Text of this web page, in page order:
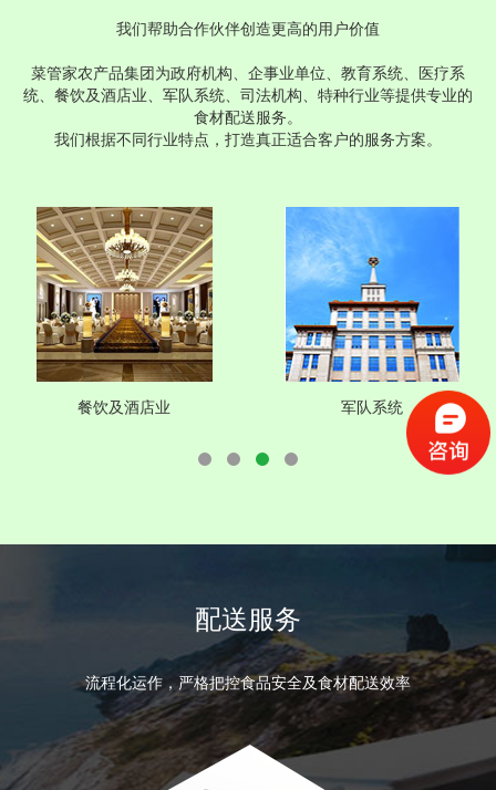
我们帮助合作伙伴创造更高的用户价值
菜管家农产品集团为政府机构、企事业单位、教育系统、医疗系
统、餐饮及酒店业、军队系统、司法机构、特种行业等提供专业的
食材配送服务。
我们根据不同行业特点，打造真正适合客户的服务方案。
餐饮及酒店业 军队系统
配送服务
流程化运作，严格把控食品安全及食材配送效率